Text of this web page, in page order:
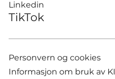
Linkedin
TikTok
Personvern og cookies
Informasjon om bruk av KI